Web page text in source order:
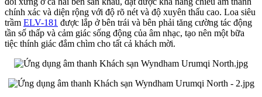
chính xác và diện rộng với độ rõ nét và độ xuyên thấu cao. Loa siêu
trầm ELV-181 được lắp ở bên trái và bên phải tăng cường tác động
tần số thấp và cảm giác sống động của âm nhạc, tạo nên một bữa
tiệc thính giác đắm chìm cho tất cả khách mời.